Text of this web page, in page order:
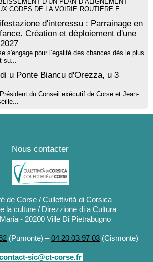
CODES DE LA VOIRIE ROUTIÈRE E...
d'interessu : Parrainage en
Création et déploiement d'une
s'engage pour l’égalité des chances dès le plus
su...
u Ponte Biancu d'Orezza, u 3
du Conseil exécutif de Corse et Jean-
Nous contacter
de Corse / Cullettività di Corsica
la culture / Direzzione di a Cultura
- 20200 Ville Di Pietrabugno
(Pumonte) –04 20 03 97 03 (Cismonte)
sic@ct-corse.fr